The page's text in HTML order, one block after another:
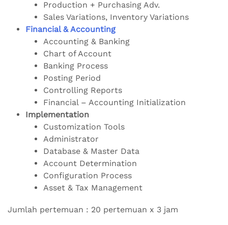
Production + Purchasing Adv.
Sales Variations, Inventory Variations
Financial & Accounting
Accounting & Banking
Chart of Account
Banking Process
Posting Period
Controlling Reports
Financial – Accounting Initialization
Implementation
Customization Tools
Administrator
Database & Master Data
Account Determination
Configuration Process
Asset & Tax Management
Jumlah pertemuan : 20 pertemuan x 3 jam